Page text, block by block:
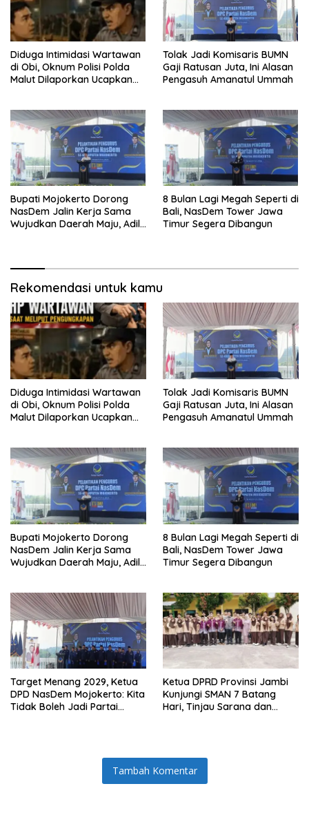
Diduga Intimidasi Wartawan
di Obi, Oknum Polisi Polda
Malut Dilaporkan Ucapkan
Tolak Jadi Komisaris BUMN
Gaji Ratusan Juta, Ini Alasan
Pengasuh Amanatul Ummah
Bupati Mojokerto Dorong
NasDem Jalin Kerja Sama
Wujudkan Daerah Maju, Adil,
8 Bulan Lagi Megah Seperti di
Bali, NasDem Tower Jawa
Timur Segera Dibangun
Rekomendasi untuk kamu
Diduga Intimidasi Wartawan
di Obi, Oknum Polisi Polda
Malut Dilaporkan Ucapkan
Tolak Jadi Komisaris BUMN
Gaji Ratusan Juta, Ini Alasan
Pengasuh Amanatul Ummah
Bupati Mojokerto Dorong
NasDem Jalin Kerja Sama
Wujudkan Daerah Maju, Adil,
8 Bulan Lagi Megah Seperti di
Bali, NasDem Tower Jawa
Timur Segera Dibangun
Target Menang 2029, Ketua
DPD NasDem Mojokerto: Kita
Tidak Boleh Jadi Partai
Ketua DPRD Provinsi Jambi
Kunjungi SMAN 7 Batang
Hari, Tinjau Sarana dan
Tambah Komentar